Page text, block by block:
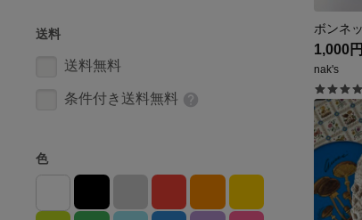
送料
送料無料
条件付き送料無料
色
1,000円
nak's